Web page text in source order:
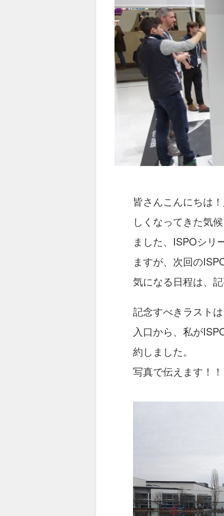
皆さんこんにちは
しくなってきた気
ました、ISPOシリ
ますが、次回の
気になる日程は、
記念すべきラスト
入口から、私が
約しました。
写真で伝えます！